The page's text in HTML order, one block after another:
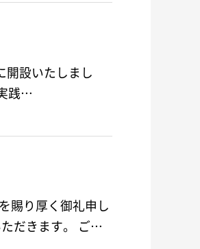
開設いたしまし
践…
賜り厚く御礼申し
上げます。 誠に勝手ながら、以下の期間をゴールデンウィーク休業期間とさせていただきます。 ご…